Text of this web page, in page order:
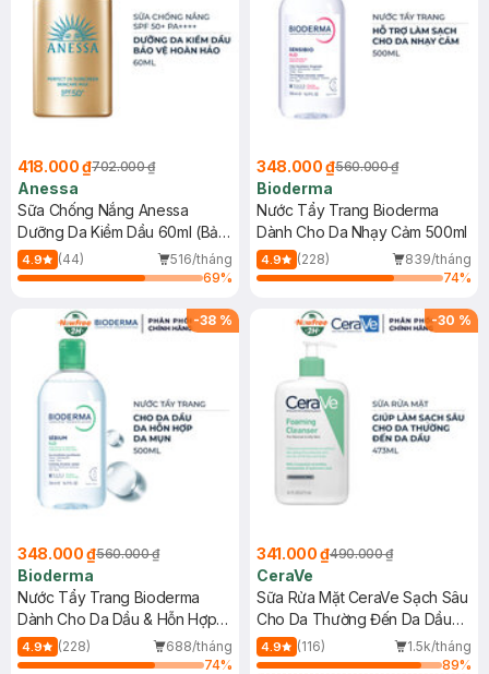
418.000 ₫702.000 ₫
Anessa
Sữa Chống Nắng Anessa
Dưỡng Da Kiềm Dầu 60ml (Bản
Mới)
4.9 (44)
516/tháng
69%
348.000 ₫560.000 ₫
Bioderma
Nước Tẩy Trang Bioderma
Dành Cho Da Nhạy Cảm 500ml
4.9 (228)
839/tháng
74%
-38 %
348.000 ₫560.000 ₫
Bioderma
Nước Tẩy Trang Bioderma
Dành Cho Da Dầu & Hỗn Hợp
500ml
4.9 (228)
688/tháng
74%
-30 %
341.000 ₫490.000 ₫
CeraVe
Sữa Rửa Mặt CeraVe Sạch Sâu
Cho Da Thường Đến Da Dầu
473ml
4.9 (116)
1.5k/tháng
89%